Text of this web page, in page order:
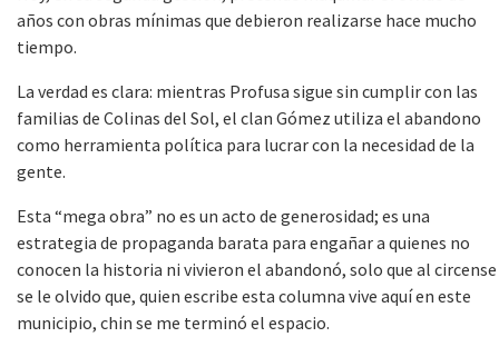
años con obras mínimas que debieron realizarse hace mucho
tiempo.
La verdad es clara: mientras Profusa sigue sin cumplir con las
familias de Colinas del Sol, el clan Gómez utiliza el abandono
como herramienta política para lucrar con la necesidad de la
gente.
Esta “mega obra” no es un acto de generosidad; es una
estrategia de propaganda barata para engañar a quienes no
conocen la historia ni vivieron el abandonó, solo que al circense
se le olvido que, quien escribe esta columna vive aquí en este
municipio, chin se me terminó el espacio.